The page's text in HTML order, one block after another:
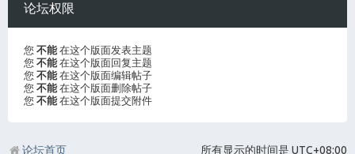
论坛权限
您 不能 在这个版面发表主题
您 不能 在这个版面回复主题
您 不能 在这个版面编辑帖子
您 不能 在这个版面删除帖子
您 不能 在这个版面提交附件
所有显示的时间是 UTC+08:00
论坛首页